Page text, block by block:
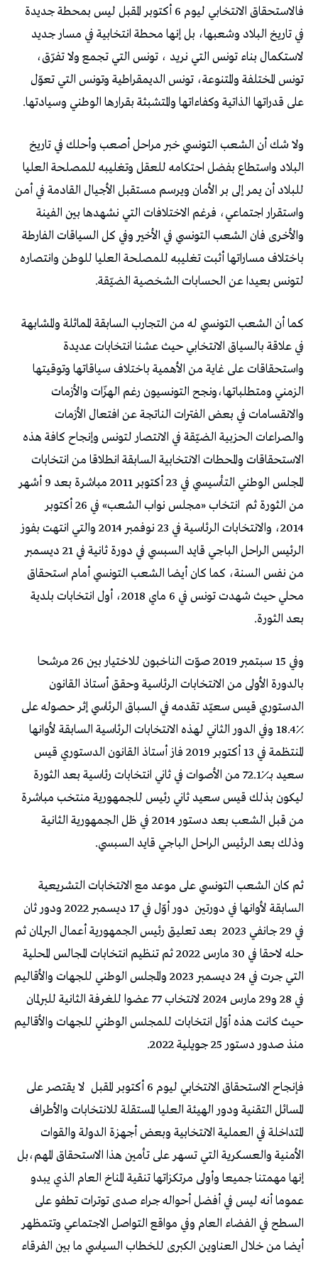
فالاستحقاق الانتخابي ليوم 6 أكتوبر المقبل ليس بمحطة جديدة
في تاريخ البلاد وشعبها، بل إنها محطة انتخابية في مسار جديد
لاستكمال بناء تونس التي نريد ، تونس التي تجمع ولا تفرّق،
تونس المختلفة والمتنوعة، تونس الديمقراطية وتونس التي تعوّل
على قدراتها الذاتية وكفاءاتها والمتشبثة بقرارها الوطني وسيادتها.
ولا شك أن الشعب التونسي خبر مراحل أصعب وأحلك في تاريخ
البلاد واستطاع بفضل احتكامه للعقل وتغليبه للمصلحة العليا
للبلاد أن يمر إلى بر الأمان ويرسم مستقبل الأجيال القادمة في أمن
واستقرار اجتماعي، فرغم الاختلافات التي نشهدها بين الفينة
والأخرى فان الشعب التونسي في الأخير وفي كل السياقات الفارطة
باختلاف مساراتها أثبت تغليبه للمصلحة العليا للوطن وانتصاره
لتونس بعيدا عن الحسابات الشخصية الضيّقة.
كما أن الشعب التونسي له من التجارب السابقة المماثلة والمشابهة
في علاقة بالسياق الانتخابي حيث عشنا انتخابات عديدة
واستحقاقات على غاية من الأهمية باختلاف سياقاتها وتوقيتها
الزمني ومتطلباتها،ونجح التونسيون رغم الهزّات والأزمات
والانقسامات في بعض الفترات الناتجة عن افتعال الأزمات
والصراعات الحزبية الضيّقة في الانتصار لتونس وإنجاح كافة هذه
الاستحقاقات والمحطات الانتخابية السابقة انطلاقا من انتخابات
المجلس الوطني التأسيسي في 23 أكتوبر 2011 مباشرة بعد 9 أشهر
من الثورة ثم
انتخاب «مجلس نواب الشعب» في 26 أكتوبر
2014، والانتخابات الرئاسية في 23 نوفمبر 2014 والتي انتهت بفوز
الرئيس الراحل الباجي قايد السبسي في دورة ثانية في 21 ديسمبر
من نفس السنة، كما كان أيضا الشعب التونسي أمام استحقاق
محلي حيث شهدت تونس في 6 ماي 2018، أول انتخابات بلدية
بعد الثورة.
وفي 15 سبتمبر 2019 صوّت الناخبون للاختيار بين 26 مرشحا
بالدورة الأولى من الانتخابات الرئاسية وحقق أستاذ القانون
الدستوري قيس سعيّد تقدمه في السباق الرئاسي إثر حصوله على
٪18.4 وفي الدور الثاني لهذه الانتخابات الرئاسية السابقة لأوانها
المنتظمة في 13 أكتوبر 2019 فاز أستاذ القانون الدستوري قيس
سعيد بـ٪72.1 من الأصوات في ثاني انتخابات رئاسية بعد الثورة
ليكون بذلك قيس سعيد ثاني رئيس للجمهورية منتخب مباشرة
من قبل الشعب بعد دستور 2014 في ظل الجمهورية الثانية
وذلك بعد الرئيس الراحل الباجي قايد السبسي.
ثم كان الشعب التونسي على موعد مع الانتخابات التشريعية
السابقة لأوانها في دورتين
دور أوّل في 17 ديسمبر 2022 ودور ثان
في 29 جانفي 2023
بعد تعليق رئيس الجمهورية أعمال البرلمان ثم
حله لاحقا في 30 مارس 2022 ثم تنظيم انتخابات المجالس المحلية
التي جرت في 24 ديسمبر 2023 والمجلس الوطني للجهات والأقاليم
في 28 و29 مارس 2024 لانتخاب 77 عضوا للغرفة الثانية للبرلمان
حيث كانت هذه أوّل انتخابات للمجلس الوطني للجهات والأقاليم
منذ صدور دستور 25 جويلية 2022.
فإنجاح الاستحقاق الانتخابي ليوم 6 أكتوبر المقبل
لا يقتصر على
المسائل التقنية ودور الهيئة العليا المستقلة للانتخابات والأطراف
المتداخلة في العملية الانتخابية وبعض أجهزة الدولة والقوات
الأمنية والعسكرية التي تسهر على تأمين هذا الاستحقاق المهم،بل
إنها مهمتنا جميعا وأولى مرتكزاتها تنقية المناخ العام الذي يبدو
عموما أنه ليس في أفضل أحواله جراء صدى توترات تطفو على
السطح في الفضاء العام وفي مواقع التواصل الاجتماعي وتتمظهر
أيضا من خلال العناوين الكبرى للخطاب السياسي ما بين الفرقاء